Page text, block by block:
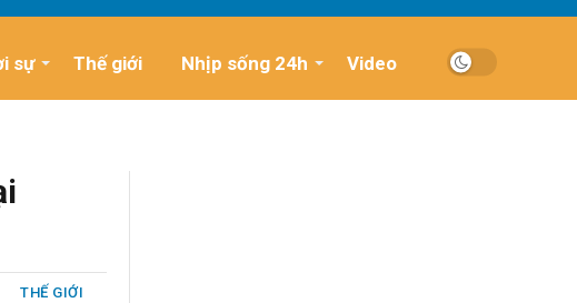
sự Thế giới Nhịp sống 24h Video
THẾ GIỚI